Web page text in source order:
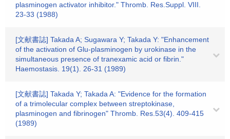
plasminogen activator inhibitor." Thromb. Res.Suppl. VIII.
23-33 (1988)
[文献書誌] Takada A; Sugawara Y; Takada Y: "Enhancement
of the activation of Glu-plasminogen by urokinase in the
simultaneous presence of tranexamic acid or fibrin."
Haemostasis. 19(1). 26-31 (1989)
[文献書誌] Takada Y; Takada A: "Evidence for the formation
of a trimolecular complex between streptokinase,
plasminogen and fibrinogen" Thromb. Res.53(4). 409-415
(1989)